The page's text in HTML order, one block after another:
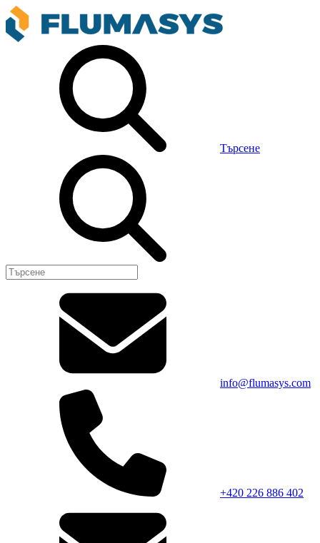
Търсене
info@flumasys.com
+420 226 886 402